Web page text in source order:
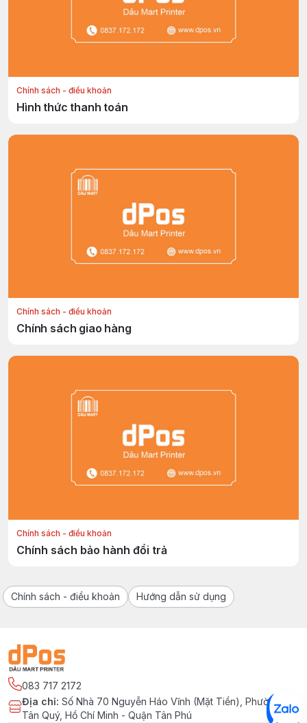
Chính sách - điều khoản
Hình thức thanh toán
Chính sách - điều khoản
Chính sách giao hàng
Chính sách - điều khoản
Chính sách bảo hành đổi trả
Chính sách - điều khoản Hướng dẫn sử dụng
083 717 2172
Địa chỉ: Số Nhà 70 Nguyễn Háo Vĩnh (Mặt Tiền), Phường
Tân Quý, Hồ Chí Minh - Quận Tân Phú